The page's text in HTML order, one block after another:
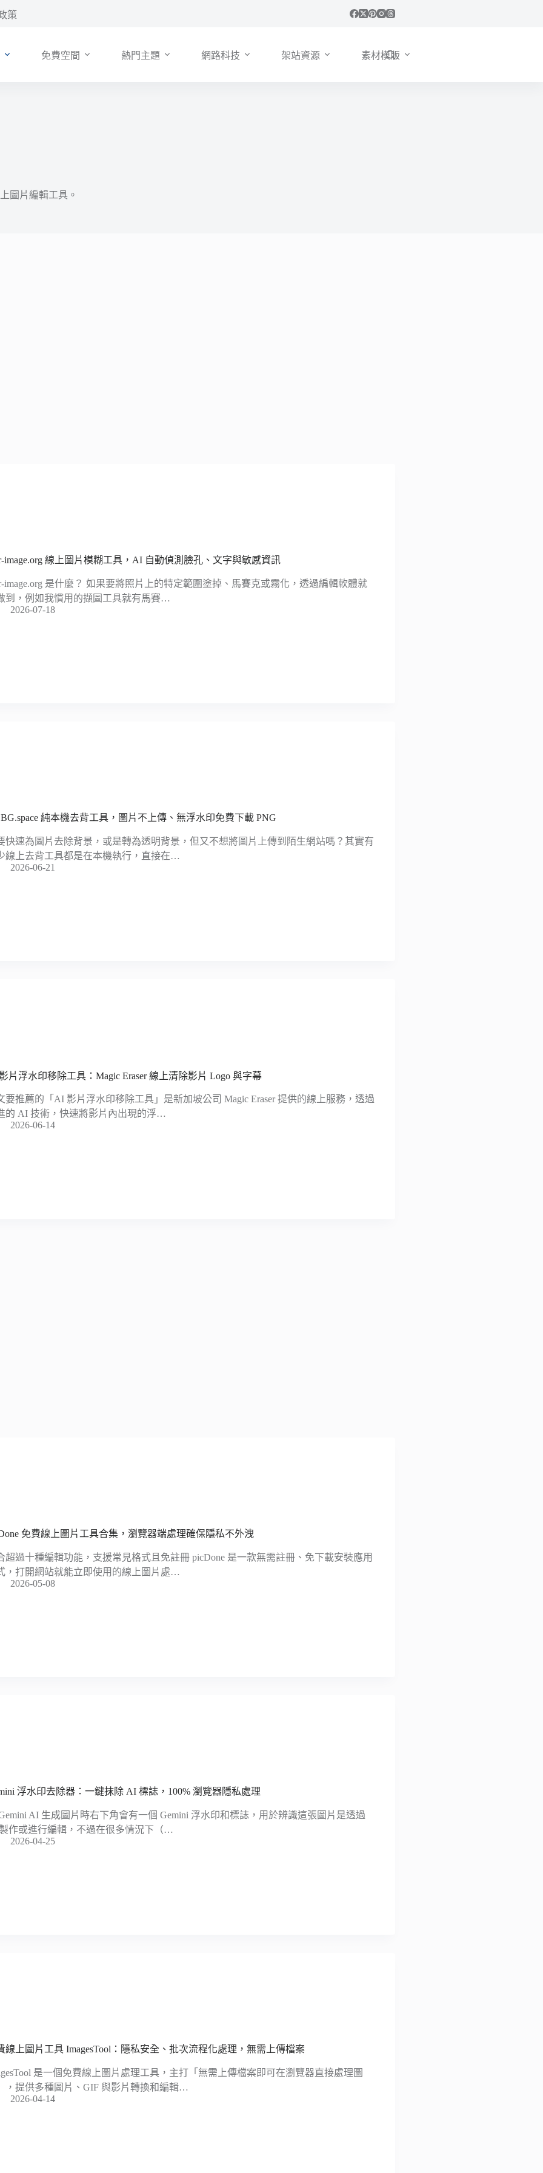
策
免費空間 熱門主題 網路科技 架站資源 素材模版
圖片編輯工具。
image.org 線上圖片模糊工具，AI 自動偵測臉孔、文字與敏感資訊
image.org 是什麼？ 如果要將照片上的特定範圍塗掉、馬賽克或霧化，透過編輯軟體就
到，例如我慣用的擷圖工具就有馬賽…
2026-07-18
純本機去背工具，圖片不上傳、無浮水印免費下載 PNG
快速為圖片去除背景，或是轉為透明背景，但又不想將圖片上傳到陌生網站嗎？其實有
線上去背工具都是在本機執行，直接在…
2026-06-21
片浮水印移除工具：Magic Eraser 線上清除影片 Logo 與字幕
要推薦的「AI 影片浮水印移除工具」是新加坡公司 Magic Eraser 提供的線上服務，透過
的 AI 技術，快速將影片內出現的浮…
2026-06-14
免費線上圖片工具合集，瀏覽器端處理確保隱私不外洩
超過十種編輯功能，支援常見格式且免註冊 picDone 是一款無需註冊、免下載安裝應用
，打開網站就能立即使用的線上圖片處…
2026-05-08
浮水印去除器：一鍵抹除 AI 標誌，100% 瀏覽器隱私處理
AI 生成圖片時右下角會有一個 Gemini 浮水印和標誌，用於辨識這張圖片是透過
作或進行編輯，不過在很多情況下（…
2026-04-25
線上圖片工具 ImagesTool：隱私安全、批次流程化處理，無需上傳檔案
是一個免費線上圖片處理工具，主打「無需上傳檔案即可在瀏覽器直接處理圖
，提供多種圖片、GIF 與影片轉換和編輯…
2026-04-14